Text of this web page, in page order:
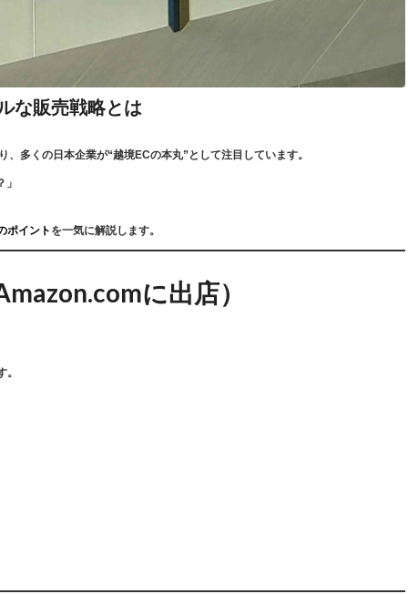
な販売戦略とは
多くの日本企業が“越境ECの本丸”として注目しています。
ポイント を一気に解説します。
に出店）